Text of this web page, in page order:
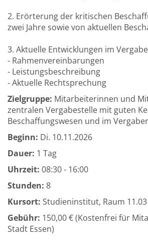
2. Erörterung der kritischen
zwei Jahre sowie von aktuellen
3. Aktuelle Entwicklungen im
- Rahmenvereinbarungen
- Leistungsbeschreibung
- Aktuelle Rechtsprechung
Zielgruppe: Mitarbeiterinnen und
zentralen Vergabestelle mit guten
Beschaffungswesen und im
Beginn: Di. 10.11.2026
Dauer: 1 Tag
Uhrzeit: 08:30 - 16:00
Stunden: 8
Kursort: Studieninstitut, Raum
Gebühr: 150,00 € (Kostenfrei für
Stadt Essen)